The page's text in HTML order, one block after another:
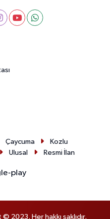
Çaycuma
Kozlu
Ulusal Resmi İlan
2023. Her hakkı saklıdır.